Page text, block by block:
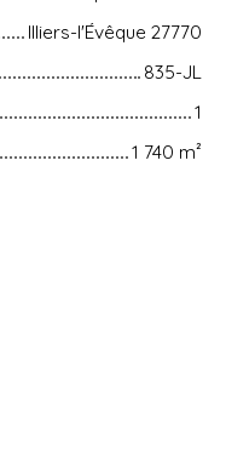
Illiers-l'Évêque 27770
835-JL
1
1 740 m²